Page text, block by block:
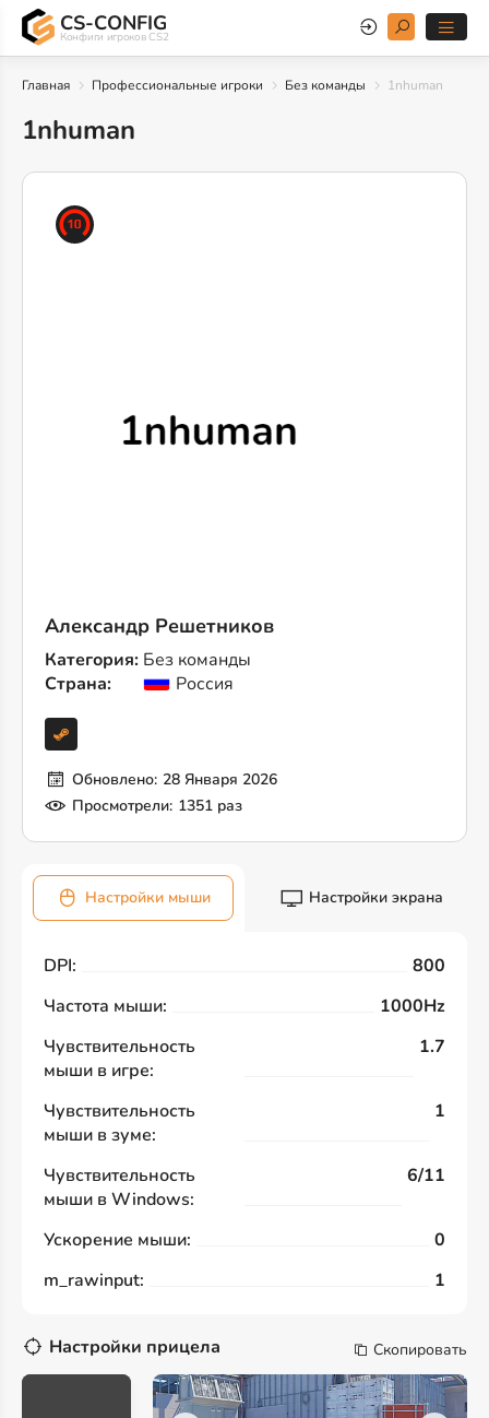
CS-CONFIG
Конфиги игроков CS2
Главная Профессиональные игроки Без команды 1nhuman
1nhuman
Александр Решетников
Категория: Без команды
Страна:
Россия
Обновлено: 28 Января 2026
Просмотрели: 1351 раз
Настройки мыши Настройки экрана
DPI:
800
Частота мыши:
1000Hz
Чувствительность
мыши в игре:
1.7
Чувствительность
мыши в зуме:
1
Чувствительность
мыши в Windows:
6/11
Ускорение мыши:
0
m_rawinput:
1
Настройки прицела Скопировать